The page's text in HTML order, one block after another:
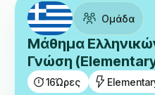
Ομάδα
Μάθημα
Γνώση
16Ώρες